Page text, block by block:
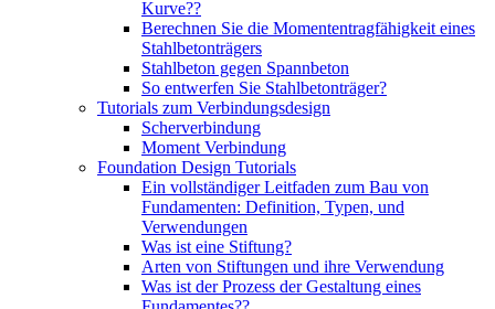
Kurve??
Berechnen Sie die Momententragfähigkeit eines
Stahlbetonträgers
Stahlbeton gegen Spannbeton
So entwerfen Sie Stahlbetonträger?
Tutorials zum Verbindungsdesign
Scherverbindung
Moment Verbindung
Foundation Design Tutorials
Ein vollständiger Leitfaden zum Bau von
Fundamenten: Definition, Typen, und
Verwendungen
Was ist eine Stiftung?
Arten von Stiftungen und ihre Verwendung
Was ist der Prozess der Gestaltung eines